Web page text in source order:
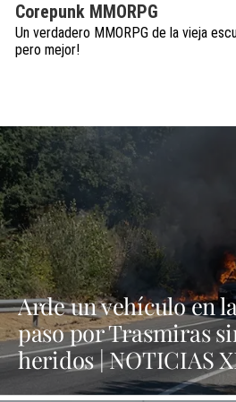
Corepunk MMORPG
Un verdadero MMORPG de la vieja
pero mejor!
Arde un vehículo en
paso por Trasmiras
heridos | NOTICIAS